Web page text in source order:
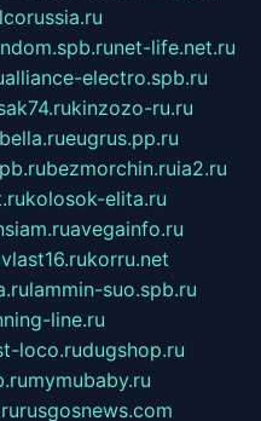
net-life.net.ru
alliance-electro.spb.ru
kinzozo-ru.ru
eugrus.pp.ru
bezmorchin.ruia2.ru
kolosok-elita.ru
avegainfo.ru
vlast16.rukorru.net
lammin-suo.spb.ru
line.ru
loco.rudugshop.ru
mymubaby.ru
rusgosnews.com